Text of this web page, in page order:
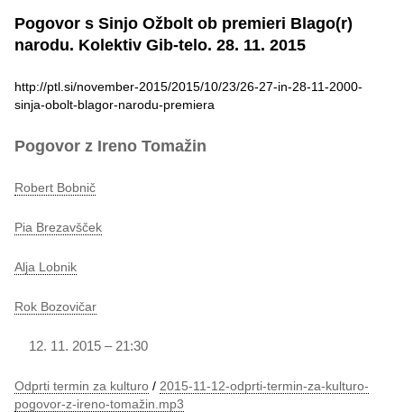
Pogovor s Sinjo Ožbolt ob premieri Blago(r)
narodu. Kolektiv Gib-telo. 28. 11. 2015
http://ptl.si/november-2015/2015/10/23/26-27-in-28-11-2000-
sinja-obolt-blagor-narodu-premiera
Pogovor z Ireno Tomažin
Robert Bobnič
Pia Brezavšček
Alja Lobnik
Rok Bozovičar
11. 2015 – 21:30
Odprti termin za kulturo / 2015-11-12-odprti-termin-za-kulturo-
pogovor-z-ireno-tomažin.mp3